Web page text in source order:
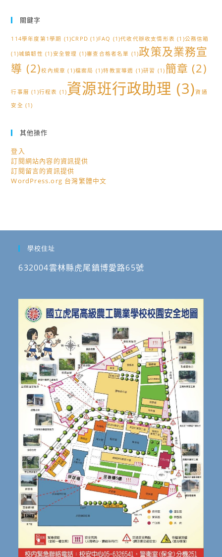
關鍵字
114學年度第1學期 (1)CRPD (1)FAQ (1)代收代辦收支情形表 (1)公務信箱
(1)城鎮韌性 (1)安全管理 (1)審查合格者名單 (1)政策及業務宣
導 (2)校內規章 (1)檔案局 (1)特教宣導週 (1)研習 (1) 簡章 (2)
行事曆 (1)行程表 (1)資源班行政助理 (3)資通
安全 (1)
其他操作
登入
訂閱網站內容的資訊提供
訂閱留言的資訊提供
WordPress.org 台灣繁體中文
學校住址
632004雲林縣虎尾鎮博愛路65號